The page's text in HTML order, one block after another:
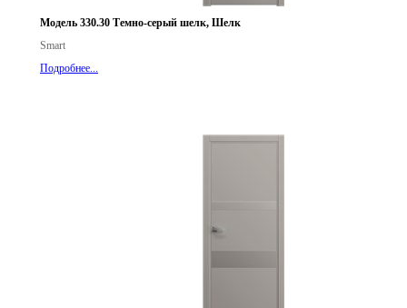
Модель 330.30 Темно-серый шелк, Шелк
Smart
Подробнее...